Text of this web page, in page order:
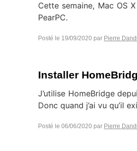
Cette semaine, Mac OS
PearPC.
Posté le 19/09/2020 par Pierre
Installer
J’utilise HomeBridge
Donc quand j’ai vu qu’il
Posté le 06/06/2020 par Pierre